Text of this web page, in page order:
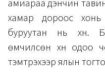
амиараа дэнчин
хамар дороос хонь
буруутан нь хүн.
өмчилсөн хүн одоо
тэмтрэхээр ялын